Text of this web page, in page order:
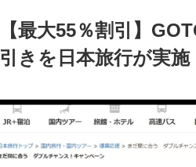
【最大55％割引】
引きを日本旅行が実施